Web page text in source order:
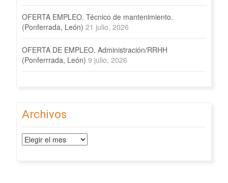
OFERTA EMPLEO. Técnico de mantenimiento.
(Ponferrada, León) 21 julio, 2026
OFERTA DE EMPLEO. Administración/RRHH
(Ponferrrada, León) 9 julio, 2026
Archivos
Archivos